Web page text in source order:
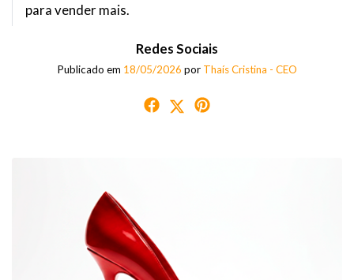
para vender mais.
Redes Sociais
Publicado em 18/05/2026 por Thaís Cristina - CEO